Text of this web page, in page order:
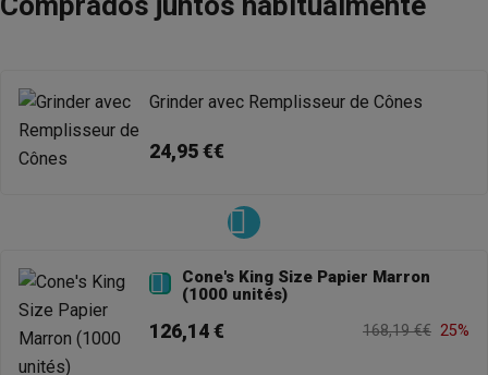
Grinder avec Remplisseur de Cônes
24,95 €€

Cone's King Size Papier Marron
(1000 unités)
126,14 € 168,19 €€ 25%